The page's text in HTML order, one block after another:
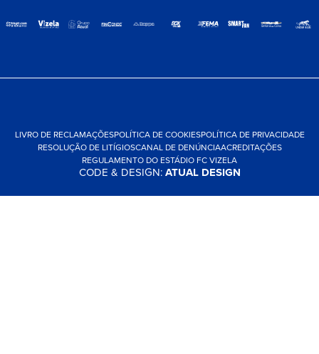
LIVRO DE RECLAMAÇÕESPOLÍTICA DE COOKIESPOLÍTICA DE PRIVACIDADE
RESOLUÇÃO DE LITÍGIOSCANAL DE DENÚNCIAACREDITAÇÕES
REGULAMENTO DO ESTÁDIO FC VIZELA
CODE & DESIGN:ATUAL DESIGN